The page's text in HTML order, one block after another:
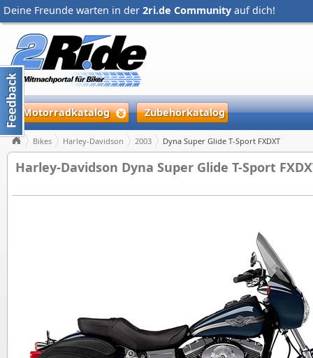
Deine Freunde warten in der 2ri.de Community auf dich!
Motorradkatalog Zubehörkatalog
Bikes Harley-Davidson 2003 Dyna Super Glide T-Sport FXDXT
Harley-Davidson Dyna Super Glide T-Sport